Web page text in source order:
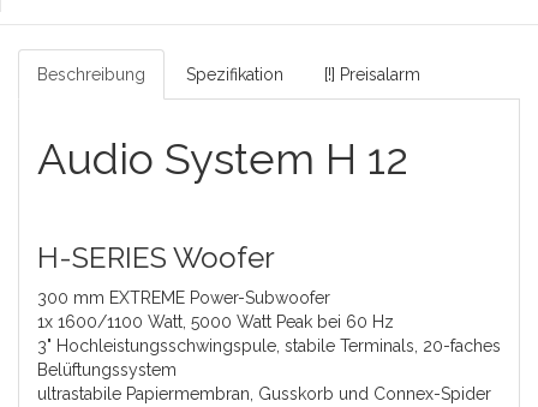
Beschreibung Spezifikation [!] Preisalarm
Audio System H 12
H-SERIES Woofer
300 mm EXTREME Power-Subwoofer
1x 1600/1100 Watt, 5000 Watt Peak bei 60 Hz
3" Hochleistungsschwingspule, stabile Terminals, 20-faches
Belüftungssystem
ultrastabile Papiermembran, Gusskorb und Connex-Spider